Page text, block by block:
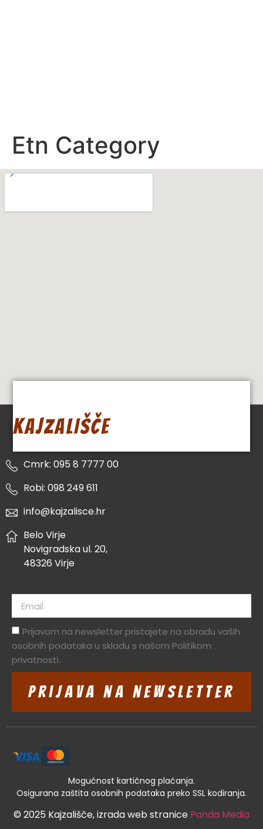
Etn Category
KAJZALIŠČE
Cmrk: 095 8 7777 00
Robi: 098 249 611
info@kajzalisce.hr
Belo Virje
Novigradska ul. 20,
48326 Virje
Prijavom na newsletter pristajete na obradu vaših
osobnih podataka u skladu s našom Politikom
privatnosti.
Prijava na newsletter
© 2025 Kajzališče, izrada web stranice Panda Media
Mogućnost kartičnog plaćanja.
Osigurana zaštita osobnih podataka preko SSL kodiranja.